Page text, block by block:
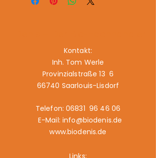
Kontakt:
Inh. Tom Werle
Provinzialstraße 13 6
66740 Saarlouis-Lisdorf
Telefon: 06831 96 46 06
E-Mail: info@biodenis.de
www.biodenis.de
Links: